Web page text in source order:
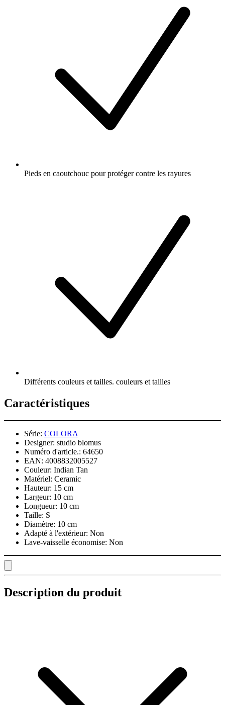
Pieds en caoutchouc pour protéger contre les rayures
Différents couleurs et tailles. couleurs et tailles
Caractéristiques
Série: COLORA
Designer: studio blomus
Numéro d'article.: 64650
EAN: 4008832005527
Couleur: Indian Tan
Matériel: Ceramic
Hauteur: 15 cm
Largeur: 10 cm
Longueur: 10 cm
Taille: S
Diamètre: 10 cm
Adapté à l'extérieur: Non
Lave-vaisselle économise: Non
Description du produit